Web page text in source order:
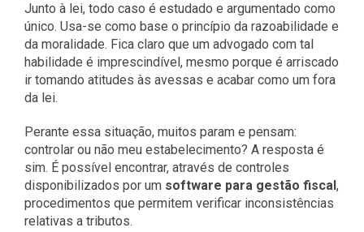
Junto à lei, todo caso é estudado e argumentado como
único. Usa-se como base o princípio da razoabilidade e
da moralidade. Fica claro que um advogado com tal
habilidade é imprescindível, mesmo porque é arriscado
ir tomando atitudes às avessas e acabar como um fora
da lei.
Perante essa situação, muitos param e pensam:
controlar ou não meu estabelecimento? A resposta é
sim. É possível encontrar, através de controles
disponibilizados por um software para gestão fiscal ,
procedimentos que permitem verificar inconsistências
relativas a tributos.